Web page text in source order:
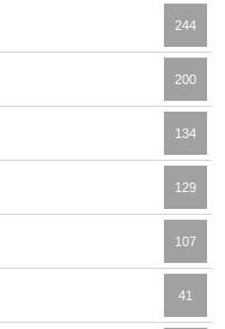
244
200
134
129
107
41